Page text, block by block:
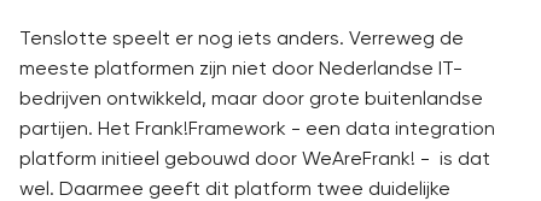
Tenslotte speelt er nog iets anders. Verreweg de
meeste platformen zijn niet door Nederlandse IT-
bedrijven ontwikkeld, maar door grote buitenlandse
partijen. Het Frank!Framework - een data integration
platform initieel gebouwd door WeAreFrank! - is dat
wel. Daarmee geeft dit platform twee duidelijke